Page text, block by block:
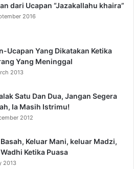
dari Ucapan “Jazakallahu khaira”
2016
Ucapan Yang Dikatakan Ketika
Yang Meninggal
2013
Satu Dan Dua, Jangan Segera
Ia Masih Istrimu!
2012
Keluar Mani, keluar Madzi,
Ketika Puasa
2013